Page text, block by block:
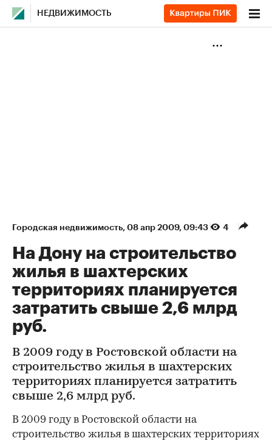
НЕДВИЖИМОСТЬ
Городская недвижимость⁠, 08 апр 2009, 09:43 4
На Дону на строительство
жилья в шахтерских
территориях планируется
затратить свыше 2,6 млрд
руб.
В 2009 году в Ростовской области на
строительство жилья в шахтерских
территориях планируется затратить
свыше 2,6 млрд руб.
В 2009 году в Ростовской области на
строительство жилья в шахтерских территориях